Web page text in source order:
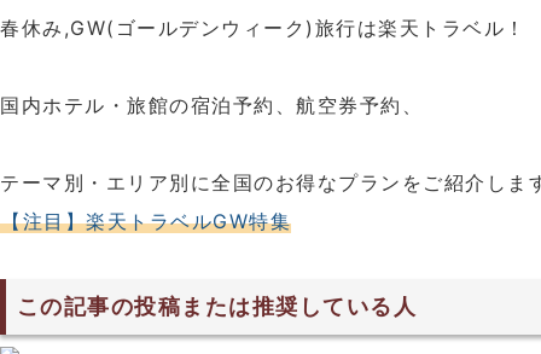
春休み,GW(ゴールデンウィーク)旅行は楽天トラベル！
国内ホテル・旅館の宿泊予約、航空券予約、
テーマ別・エリア別に全国のお得なプランをご紹介しま
【注目】楽天トラベルGW特集
この記事の投稿または推奨している人